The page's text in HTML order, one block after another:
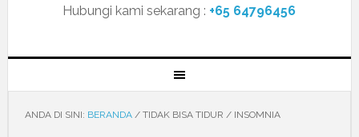
Hubungi kami sekarang : +65 64796456
ANDA DI SINI: BERANDA /TIDAK BISA TIDUR / INSOMNIA